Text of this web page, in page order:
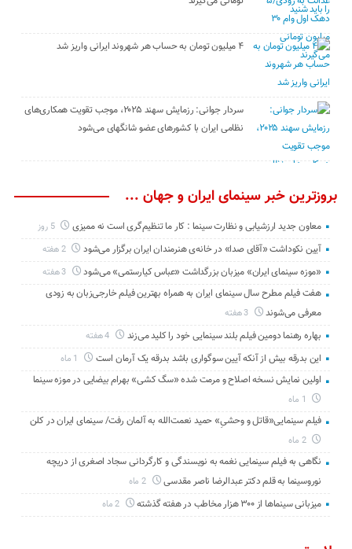
۴ میلیون تومان به حساب هر شهروند ایرانی واریز شد
سردار جوانی: رزمایش سهند ۲۰۲۵، موجب تقویت همکاری‌های
نظامی ایران با کشور‌های عضو شانگهای می‌شود
بروزترین خبر سینمای ایران و جهان ...
معاون جدید ارزشیابی و نظارت سینما : کار ما تنظیم‌گری است نه ممیزی 5 روز
آیین نکوداشت «آقای صدا» در خانه‌ی هنرمندان ایران برگزار می‌شود 2 هفته
«موزه سینمای ایران» میزبان بزرگداشت «عباس کیارستمی» می‌شود 3 هفته
هفت فیلم مطرح سال سینمای ایران به همراه بهترین فیلم خارجی‌زبان به زودی
معرفی می‌شوند
3 هفته
بهاره رهنما دومین فیلم بلند سینمایی خود را کلید می‌زند
این بدرقه بیش از آنکه آیین سوگواری باشد بدرقه یک آرمان است
اولین نمایش نسخه اصلاح و مرمت شده «سگ کشی» بهرام بیضایی در موزه سینما
فیلم سینمایی«قاتل و وحشیِ» حمید نعمت‌الله به آلمان رفت/ سینمای ایران در کلن
2 ماه
نگاهی به فیلم سینمایی نغمه به نویسندگی و کارگردانی سجاد اصغری از دریچه
نوروسینما به قلم دکتر عبدالرضا ناصر مقدسی
2 ماه
میزبانی سینماها از ۳۰۰ هزار مخاطب در هفته گذشته 2 ماه